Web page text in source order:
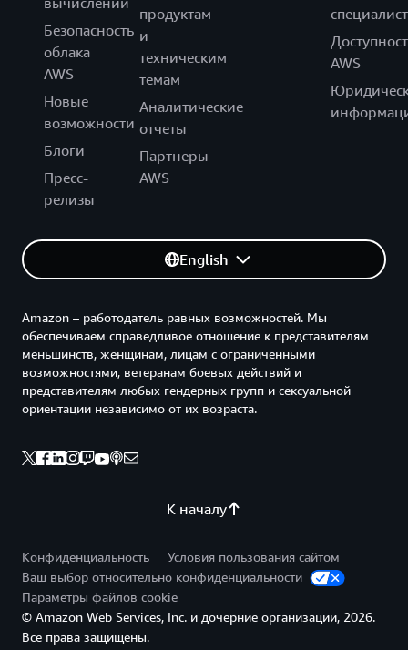
Безопасность
облака
AWS
Новые
возможности
Блоги
Пресс-
релизы
продуктам
и
техническим
темам
Аналитические
отчеты
Партнеры
AWS
AWS
English
К началу
Amazon – работодатель равных возможностей. Мы
обеспечиваем справедливое отношение к представителям
меньшинств, женщинам, лицам с ограниченными
возможностями, ветеранам боевых действий и
представителям любых гендерных групп и сексуальной
ориентации независимо от их возраста.
Конфиденциальность
Условия пользования сайтом
Ваш выбор относительно конфиденциальности
Параметры файлов cookie
© Amazon Web Services, Inc. и дочерние организации, 2026.
Все права защищены.